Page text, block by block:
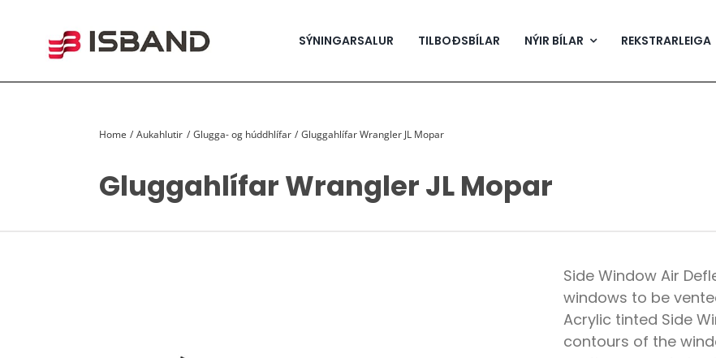
SÝNINGARSALUR TILBOÐSBÍLAR NÝIR BÍLAR REKSTRARLEIGA
Home Aukahlutir Glugga- og húddhlífar Gluggahlífar Wrangler JL Mopar
Gluggahlífar Wrangler JL Mopar
Side Window Air
windows to be
Acrylic tinted Side
contours of the